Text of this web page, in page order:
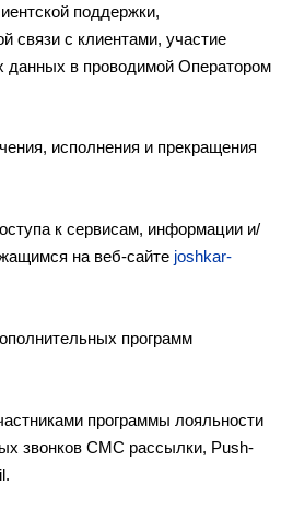
поддержки,
связи с клиентами, участие
данных в проводимой Оператором
исполнения и прекращения
к сервисам, информации и/
на веб-сайте joshkar-
программ
программы лояльности
звонков СМС рассылки, Push-